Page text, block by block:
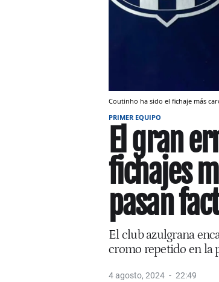
Coutinho ha sido el fichaje más
PRIMER EQUIPO
El gran
fichajes
pasan
El club azulgrana
cromo repetido en la
4 agosto, 2024 22:49